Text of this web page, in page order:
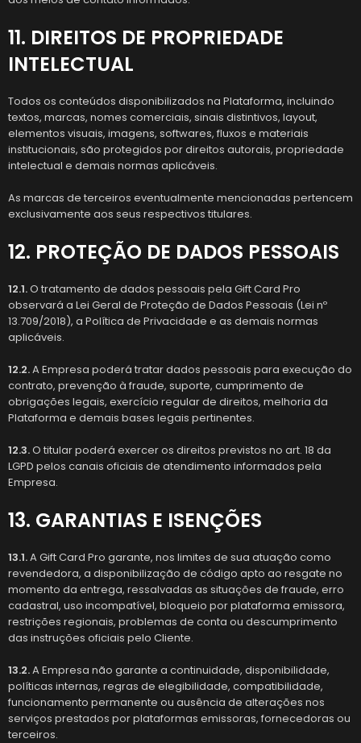
11. DIREITOS DE PROPRIEDADE
INTELECTUAL
Todos os conteúdos disponibilizados na Plataforma, incluindo
textos, marcas, nomes comerciais, sinais distintivos, layout,
elementos visuais, imagens, softwares, fluxos e materiais
institucionais, são protegidos por direitos autorais, propriedade
intelectual e demais normas aplicáveis.
As marcas de terceiros eventualmente mencionadas pertencem
exclusivamente aos seus respectivos titulares.
12. PROTEÇÃO DE DADOS PESSOAIS
12.1.O tratamento de dados pessoais pela Gift Card Pro
observará a Lei Geral de Proteção de Dados Pessoais (Lei nº
13.709/2018), a Política de Privacidade e as demais normas
aplicáveis.
12.2.A Empresa poderá tratar dados pessoais para execução do
contrato, prevenção à fraude, suporte, cumprimento de
obrigações legais, exercício regular de direitos, melhoria da
Plataforma e demais bases legais pertinentes.
12.3.O titular poderá exercer os direitos previstos no art. 18 da
LGPD pelos canais oficiais de atendimento informados pela
Empresa.
13. GARANTIAS E ISENÇÕES
13.1.A Gift Card Pro garante, nos limites de sua atuação como
revendedora, a disponibilização de código apto ao resgate no
momento da entrega, ressalvadas as situações de fraude, erro
cadastral, uso incompatível, bloqueio por plataforma emissora,
restrições regionais, problemas de conta ou descumprimento
das instruções oficiais pelo Cliente.
13.2.A Empresa não garante a continuidade, disponibilidade,
políticas internas, regras de elegibilidade, compatibilidade,
funcionamento permanente ou ausência de alterações nos
serviços prestados por plataformas emissoras, fornecedoras ou
terceiros.